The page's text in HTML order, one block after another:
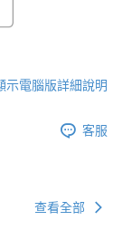
AFTEE先享後付」
。
取消訂單，請聯絡
示為準，若有關於
付」服務完成之交
示電腦版詳細說明
客服
查看全部